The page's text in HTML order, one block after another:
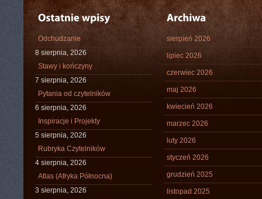
Odchudzanie
8 sierpnia, 2026
Stawy i kończyny
7 sierpnia, 2026
Pytania od czytelników
6 sierpnia, 2026
Inspiracje i Projekty
5 sierpnia, 2026
Rubryka Czytelników
4 sierpnia, 2026
Atlas (Afryka Północna)
3 sierpnia, 2026
sierpień 2026
lipiec 2026
czerwiec 2026
maj 2026
kwiecień 2026
marzec 2026
luty 2026
styczeń 2026
grudzień 2025
listopad 2025